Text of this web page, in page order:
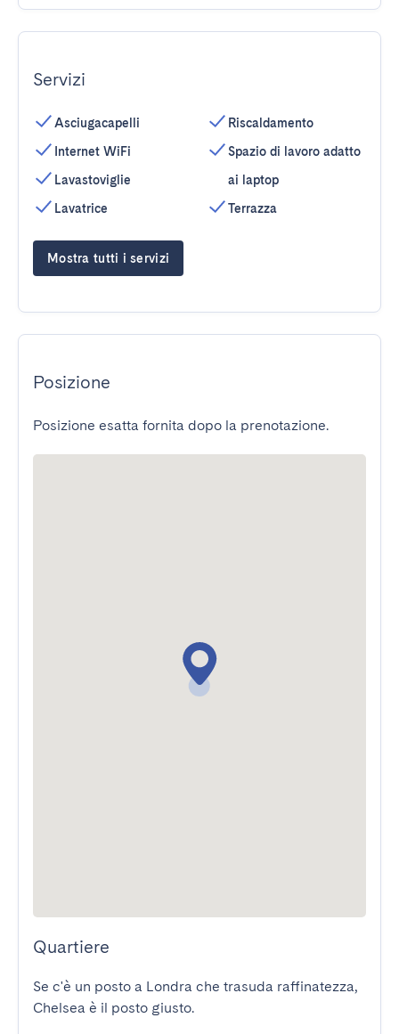
Servizi
Asciugacapelli
Internet WiFi
Lavastoviglie
Lavatrice
Riscaldamento
Spazio di lavoro adatto
ai laptop
Terrazza
Mostra tutti i servizi
Posizione
Posizione esatta fornita dopo la prenotazione.
Quartiere
Se c'è un posto a Londra che trasuda raffinatezza,
Chelsea è il posto giusto.